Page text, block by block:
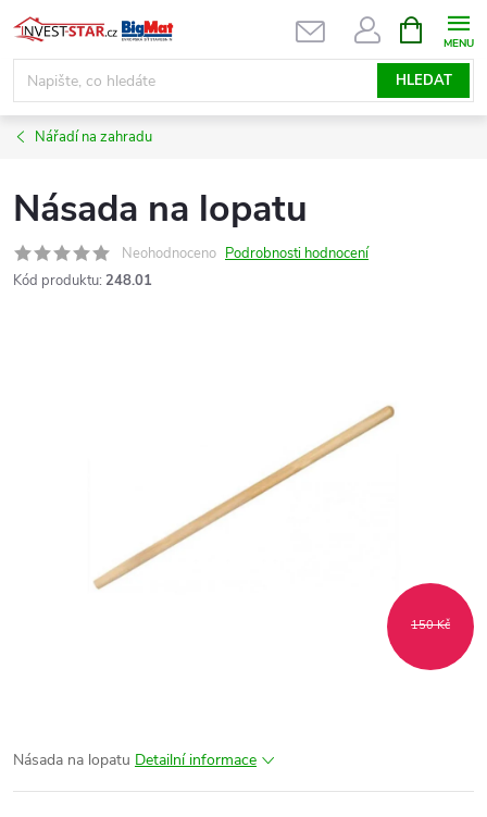
Přejít
na
obsah
HLEDAT
NÁKUPNÍ
KOŠÍK
Nářadí na zahradu
Násada na lopatu
Neohodnoceno Podrobnosti hodnocení
Kód produktu: 248.01
150 Kč
Násada na lopatu Detailní informace